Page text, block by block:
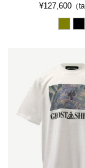
¥127,600（